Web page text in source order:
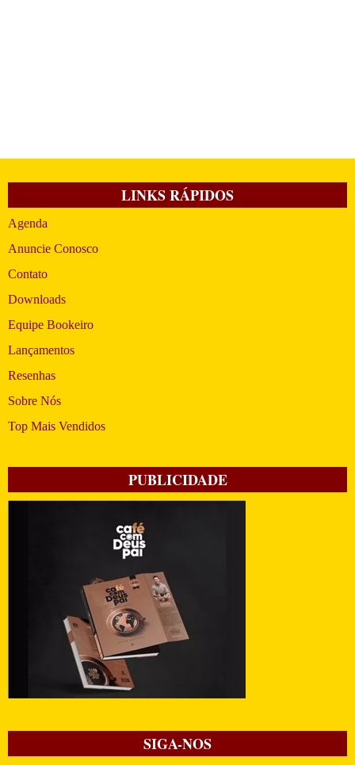
LINKS RÁPIDOS
Agenda
Anuncie Conosco
Contato
Downloads
Equipe Bookeiro
Lançamentos
Resenhas
Sobre Nós
Top Mais Vendidos
PUBLICIDADE
SIGA-NOS